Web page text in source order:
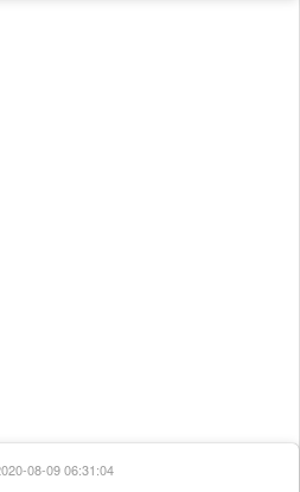
08-09 06:31:04